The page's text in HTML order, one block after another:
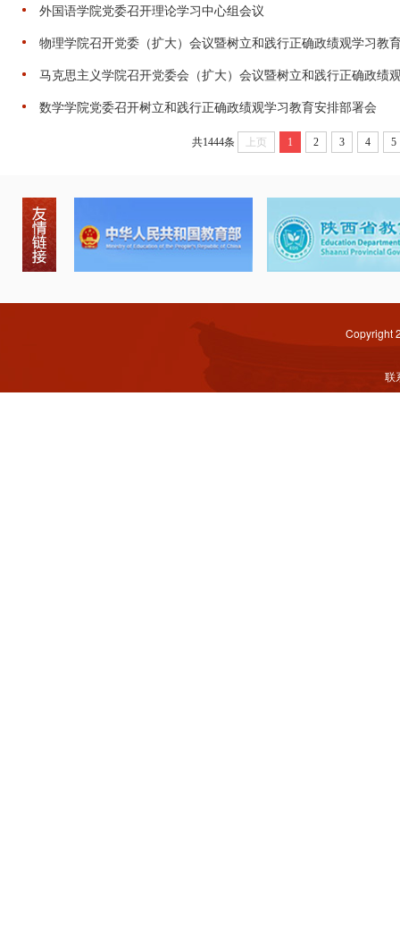
外国语学院党委召开理论学习中心组会议
物理学院召开党委（扩大）会议暨树立和践行正确政绩观学习教
马克思主义学院召开党委会（扩大）会议暨树立和践行正确政绩
数学学院党委召开树立和践行正确政绩观学习教育安排部署会
共1444条 上页 1 2 3 4 5
Copyright
联